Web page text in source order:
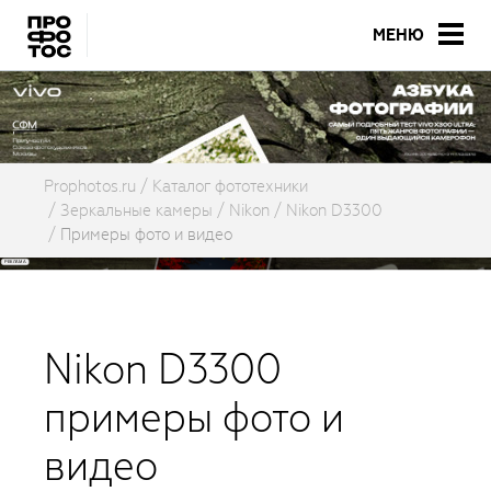
МЕНЮ
Prophotos.ru
Каталог фототехники
Зеркальные камеры
Nikon
Nikon D3300
Примеры фото и видео
Nikon D3300
примеры фото и
видео